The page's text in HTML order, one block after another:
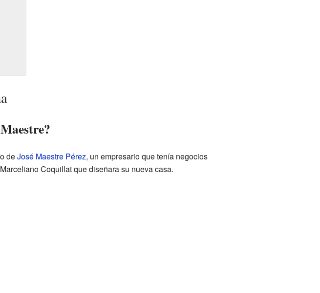
deJosé Maestre Pérez, un empresario que tenía negocios
Coquillat que diseñara su nueva casa.